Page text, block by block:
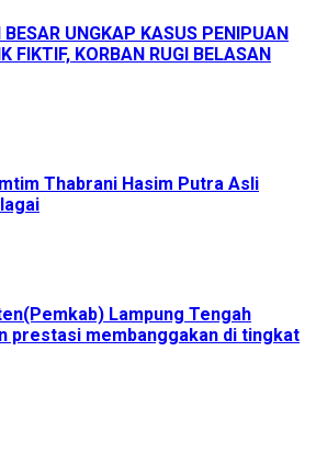
BESAR UNGKAP KASUS PENIPUAN
FIKTIF, KORBAN RUGI BELASAN
Thabrani Hasim Putra Asli
Lampung Tengah
prestasi membanggakan di tingkat